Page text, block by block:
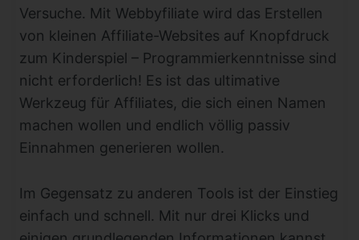
Versuche. Mit Webbyfiliate wird das Erstellen
von kleinen Affiliate-Websites auf Knopfdruck
zum Kinderspiel – Programmierkenntnisse sind
nicht erforderlich! Es ist das ultimative
Werkzeug für Affiliates, die sich einen Namen
machen wollen und endlich völlig passiv
Einnahmen generieren wollen.
Im Gegensatz zu anderen Tools ist der Einstieg
einfach und schnell. Mit nur drei Klicks und